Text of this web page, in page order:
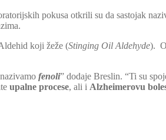
pokusa otkrili su da sastojak
koji žeže (Stinging Oil Aldehyde).
fenoli” dodaje Breslin. “Ti su
upalne procese, ali i Alzheimerovu